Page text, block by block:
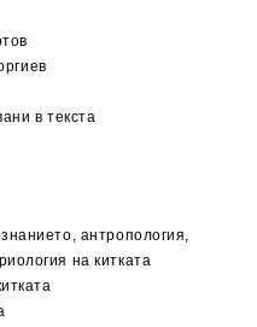
в текста
антропология,
на китката